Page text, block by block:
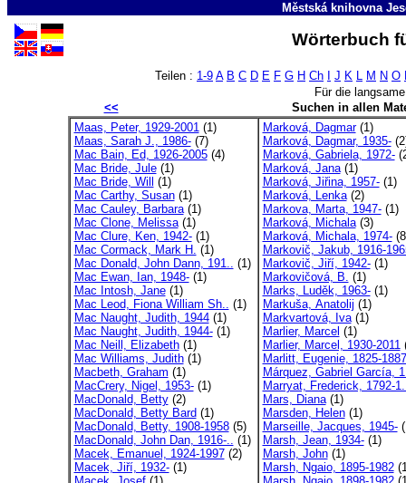
Městská knihovna
Wörterbuch
Teilen : 1-9 A B C D E F G H Ch J K L M N O
Für die
<<
Suchen in allen
Maas, Peter, 1929-2001(1)
Maas, Sarah J., 1986-(7)
Mac Bain, Ed, 1926-2005(4)
Mac Bride, Jule(1)
Mac Bride, Will
(1)
Mac Carthy, Susan(1)
Mac Cauley, Barbara(1)
Mac Clone, Melissa(1)
Mac Clure, Ken, 1942-(1)
Mac Cormack, Mark H. (1)
Mac Donald, John Dann, 191.. (1)
Mac Ewan, Ian, 1948-(1)
Mac Intosh, Jane(1)
Mac Leod, Fiona William Sh.. (1)
Mac Naught, Judith, 1944(1)
Mac Naught, Judith, 1944-(1)
Mac Neill, Elizabeth(1)
Mac Williams, Judith(1)
Macbeth, Graham (1)
MacCrery, Nigel, 1953-(1)
MacDonald, Betty(2)
MacDonald, Betty Bard (1)
MacDonald, Betty, 1908-1958(5)
MacDonald, John Dan, 1916-.. (1)
Macek, Emanuel, 1924-1997(2)
Macek, Jiří, 1932-(1)
Marková, Dagmar(1)
Marková, Dagmar, 1935-
Marková, Gabriela, 1972-
Marková, Jana(1)
Marková, Jiřina, 1957-(1)
Marková, Lenka(2)
Markova, Marta, 1947-(1)
Marková, Michala(3)
Marková, Michala, 1974-
Markovič, Jakub, 1916-
Markovič, Jiří, 1942-(1)
Markovičová, B. (1)
Marks, Luděk, 1963-(1)
Markuša, Anatolij (1)
Markvartová, Iva(1)
Marlier, Marcel (1)
Marlier, Marcel, 1930-2011
Marlitt, Eugenie, 1825-1887
Márquez, Gabriel García,
Marryat, Frederick, 1792-
Mars, Diana(1)
Marsden, Helen(1)
Marseille, Jacques, 1945-
Marsh, Jean, 1934-(1)
Marsh, John(1)
Marsh, Ngaio, 1895-1982